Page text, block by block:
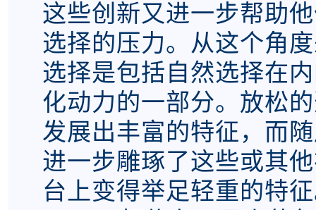
这些创新又进一步帮助
选择的压力。从这个角
选择是包括自然选择在
化动力的一部分。放松
发展出丰富的特征，而
进一步雕琢了这些或其
台上变得举足轻重的特